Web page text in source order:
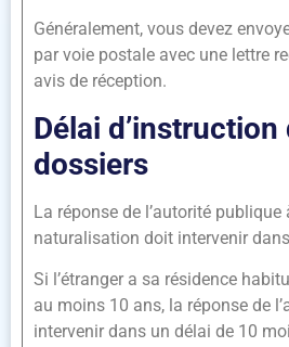
Généralement, vous devez
par voie postale avec une lettre
avis de réception.
Délai d’instruction
dossiers
La réponse de l’autorité
naturalisation doit intervenir
Si l’étranger a sa résidence
au moins 10 ans, la réponse de
intervenir dans un délai de 10